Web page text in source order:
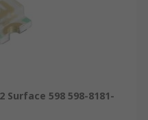
Surface 598 598-8181-